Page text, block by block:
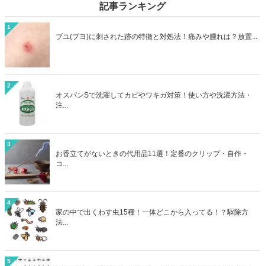
にならず処分することができますよ。
記事ランキング
1
ブユ(ブヨ)に刺された跡の特徴と対処法！痛みや腫れは？放置...
2
オスバンSで洗濯してカビやワキガ対策！使い方や洗濯方法・
注...
3
お香立てがないときの代用品11選！定番のクリップ・自作・
コ...
4
家の中で出くわす虫15種！一体どこから入ってる！？駆除方
法...
5